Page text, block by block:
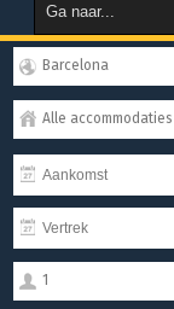
Barcelona
Alle accommodaties
1